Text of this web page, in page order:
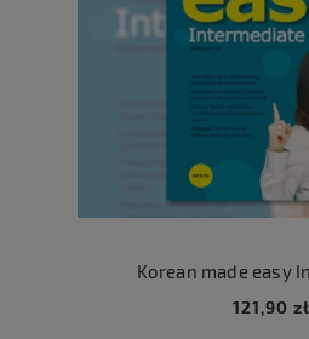
Korean made easy
121,90 zł